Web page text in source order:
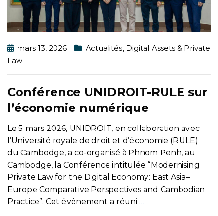
mars 13, 2026 Actualités, Digital Assets & Private
Law
Conférence UNIDROIT-RULE sur
l’économie numérique
Le 5 mars 2026, UNIDROIT, en collaboration avec
l’Université royale de droit et d’économie (RULE)
du Cambodge, a co-organisé à Phnom Penh, au
Cambodge, la Conférence intitulée “Modernising
Private Law for the Digital Economy: East Asia–
Europe Comparative Perspectives and Cambodian
Practice”. Cet événement a réuni …